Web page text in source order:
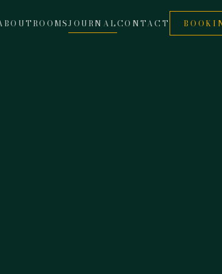
ROOMSJOURNALCONTACT